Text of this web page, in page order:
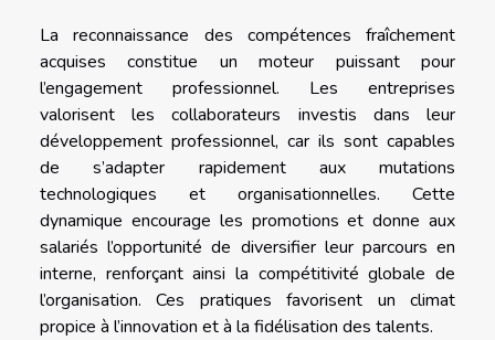
La reconnaissance des compétences fraîchement
acquises constitue un moteur puissant pour
l’engagement professionnel. Les entreprises
valorisent les collaborateurs investis dans leur
développement professionnel, car ils sont capables
de s’adapter rapidement aux mutations
technologiques et organisationnelles. Cette
dynamique encourage les promotions et donne aux
salariés l’opportunité de diversifier leur parcours en
interne, renforçant ainsi la compétitivité globale de
l’organisation. Ces pratiques favorisent un climat
propice à l’innovation et à la fidélisation des talents.